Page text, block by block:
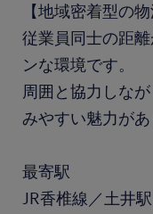
【地域密着型の
従業員同士の距
ンな環境です。
周囲と協力しな
みやすい魅力があ
最寄駅
JR香椎線／土井駅